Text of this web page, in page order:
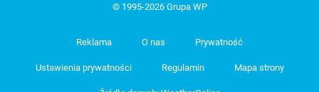
© 1995-2026 Grupa WP
Reklama O nas Prywatność
Ustawienia prywatności Regulamin Mapa strony